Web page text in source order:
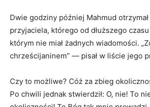
Dwie godziny później Mahmud
przyjaciela, którego od dłuższego
którym nie miał żadnych wiadomości.
chrześcijaninem” — pisał w liście jego
Czy to możliwe? Cóż za zbieg
Po chwili jednak stwierdził: O, nie! To